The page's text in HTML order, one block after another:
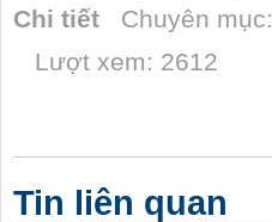
Chi tiết Chuyên mục:
Lượt xem: 2612
Tin liên quan